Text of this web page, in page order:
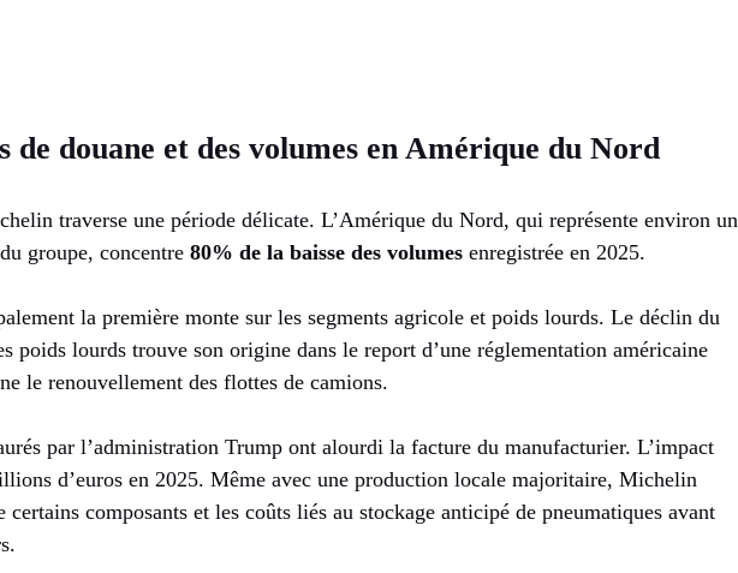
de douane et des volumes en Amérique du Nord
traverse une période délicate. L’Amérique du Nord, qui représente environ un
groupe, concentre 80% de la baisse des volumes enregistrée en 2025.
la première monte sur les segments agricole et poids lourds. Le déclin du
poids lourds trouve son origine dans le report d’une réglementation américaine
le renouvellement des flottes de camions.
par l’administration Trump ont alourdi la facture du manufacturier. L’impact
d’euros en 2025. Même avec une production locale majoritaire, Michelin
certains composants et les coûts liés au stockage anticipé de pneumatiques avant